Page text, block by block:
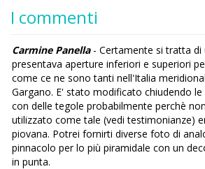
I commenti
Carmine Panella- Certamente si tratta di
presentava aperture inferiori e superiori
come ce ne sono tanti nell'Italia
Gargano. E' stato modificato chiudendo
con delle tegole probabilmente perchè
utilizzato come tale (vedi testimonianze)
piovana. Potrei fornirti diverse foto di
pinnacolo per lo più piramidale con un
in punta.